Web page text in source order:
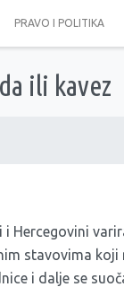
PRAVO I POLITIKA
ili kavez
Hercegovini
stavovima koji
i dalje se